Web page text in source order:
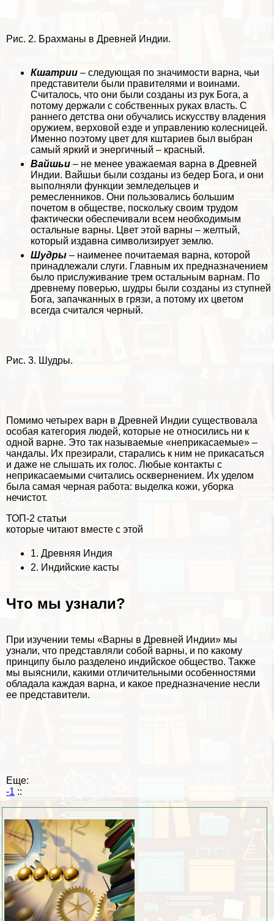
Рис. 2. Брахманы в Древней Индии.
Кшатрии – следующая по значимости варна, чьи
представители были правителями и воинами.
Считалось, что они были созданы из рук Бога, а
потому держали с собственных руках власть. С
раннего детства они обучались искусству владения
оружием, верховой езде и управлению колесницей.
Именно поэтому цвет для кштариев был выбран
самый яркий и энергичный – красный.
Вайшьи – не менее уважаемая варна в Древней
Индии. Вайшьи были созданы из бедер Бога, и они
выполняли функции земледельцев и
ремесленников. Они пользовались большим
почетом в обществе, поскольку своим трудом
фактически обеспечивали всем необходимым
остальные варны. Цвет этой варны – желтый,
который издавна символизирует землю.
Шудры – наименее почитаемая варна, которой
принадлежали слуги. Главным их предназначением
было прислуживание трем остальным варнам. По
древнему поверью, шудры были созданы из ступней
Бога, запачканных в грязи, а потому их цветом
всегда считался черный.
Рис. 3. Шудры.
Помимо четырех варн в Древней Индии существовала
особая категория людей, которые не относились ни к
одной варне. Это так называемые «неприкасаемые» –
чандалы. Их презирали, старались к ним не прикасаться
и даже не слышать их голос. Любые контакты с
неприкасаемыми считались осквернением. Их уделом
была самая черная работа: выделка кожи, уборка
нечистот.
ТОП-2 статьи
которые читают вместе с этой
1. Древняя Индия
2. Индийские касты
Что мы узнали?
При изучении темы «Варны в Древней Индии» мы
узнали, что представляли собой варны, и по какому
принципу было разделено индийское общество. Также
мы выяснили, какими отличительными особенностями
обладала каждая варна, и какое предназначение несли
ее представители.
Еще:
-1 ::